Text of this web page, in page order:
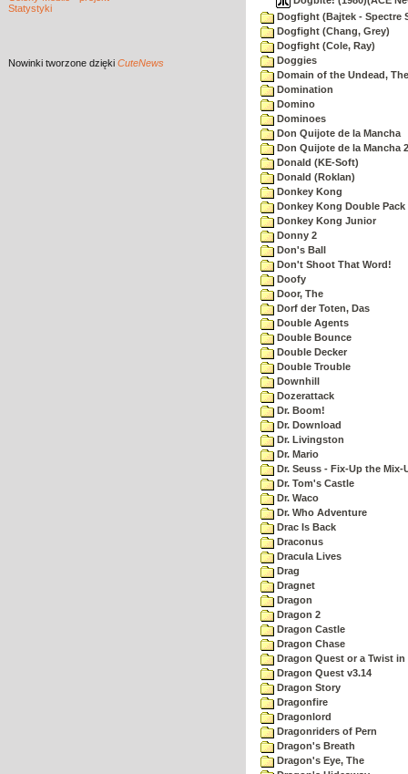
Statystyki
Nowinki tworzone dzięki CuteNews
Dogfight (Bajtek - Spectre
Dogfight (Chang, Grey)
Dogfight (Cole, Ray)
Doggies
Domain of the Undead, The
Domination
Domino
Dominoes
Don Quijote de la Mancha
Don Quijote de la Mancha 2
Donald (KE-Soft)
Donald (Roklan)
Donkey Kong
Donkey Kong Double Pack
Donkey Kong Junior
Donny 2
Don's Ball
Don't Shoot That Word!
Doofy
Door, The
Dorf der Toten, Das
Double Agents
Double Bounce
Double Decker
Double Trouble
Downhill
Dozerattack
Dr. Boom!
Dr. Download
Dr. Livingston
Dr. Mario
Dr. Seuss - Fix-Up the Mix-
Dr. Tom's Castle
Dr. Waco
Dr. Who Adventure
Drac Is Back
Draconus
Dracula Lives
Drag
Dragnet
Dragon
Dragon 2
Dragon Castle
Dragon Chase
Dragon Quest or a Twist in
Dragon Quest v3.14
Dragon Story
Dragonfire
Dragonlord
Dragonriders of Pern
Dragon's Breath
Dragon's Eye, The